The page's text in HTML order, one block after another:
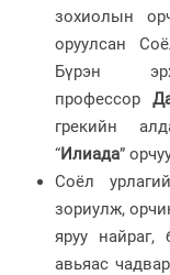
зохиолын
оруулсан
Бүрэн
профессор
грекийн
“Илиада”
Соёл
зориулж,
яруу найраг,
авьяас